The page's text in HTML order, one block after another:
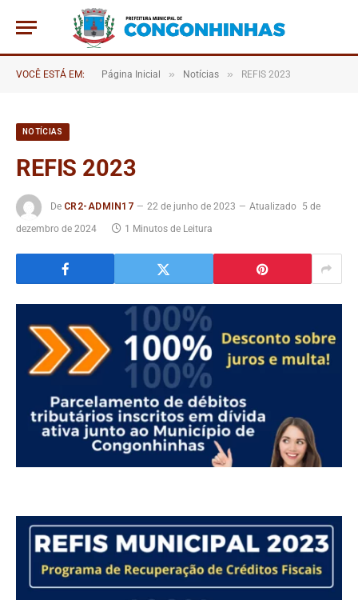
VOCÊ ESTÁ EM: Página Inicial » Notícias » REFIS 2023
NOTÍCIAS
REFIS 2023
De CR2-ADMIN17 22 de junho de 2023 Atualizado 5 de
dezembro de 2024
1 Minutos de Leitura